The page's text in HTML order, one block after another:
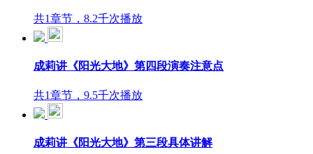
共1章节，8.2千次播放
成莉讲《阳光大地》第四段演奏注意点
共1章节，9.5千次播放
成莉讲《阳光大地》第三段具体讲解